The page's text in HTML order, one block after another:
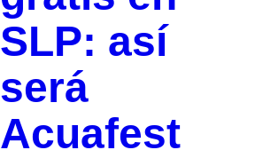
SLP: así
será
Acuafest